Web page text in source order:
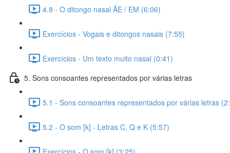
4.8 - O ditongo nasal ÃE / EM (6:06)
Exercícios - Vogais e ditongos nasais (7:55)
Exercícios - Um texto muito nasal (0:41)
5. Sons consoantes representados por várias letras
5.1 - Sons consoantes representados por várias letras
5.2 - O som [k] - Letras C, Q e K (5:57)